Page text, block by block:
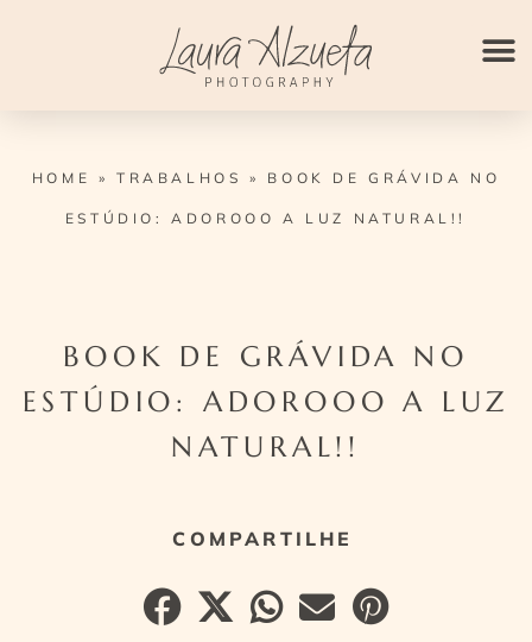
HOME »TRABALHOS » BOOK DE GRÁVIDA NO
ESTÚDIO: ADOROOO A LUZ NATURAL!!
BOOK DE GRÁVIDA NO
ESTÚDIO: ADOROOO A LUZ
NATURAL!!